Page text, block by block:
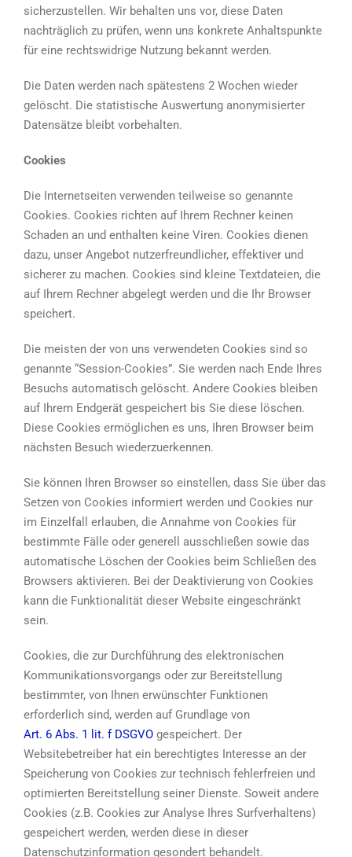
sicherzustellen. Wir behalten uns vor, diese Daten
nachträglich zu prüfen, wenn uns konkrete Anhaltspunkte
für eine rechtswidrige Nutzung bekannt werden.
Die Daten werden nach spätestens 2 Wochen wieder
gelöscht. Die statistische Auswertung anonymisierter
Datensätze bleibt vorbehalten.
Cookies
Die Internetseiten verwenden teilweise so genannte
Cookies. Cookies richten auf Ihrem Rechner keinen
Schaden an und enthalten keine Viren. Cookies dienen
dazu, unser Angebot nutzerfreundlicher, effektiver und
sicherer zu machen. Cookies sind kleine Textdateien, die
auf Ihrem Rechner abgelegt werden und die Ihr Browser
speichert.
Die meisten der von uns verwendeten Cookies sind so
genannte “Session-Cookies”. Sie werden nach Ende Ihres
Besuchs automatisch gelöscht. Andere Cookies bleiben
auf Ihrem Endgerät gespeichert bis Sie diese löschen.
Diese Cookies ermöglichen es uns, Ihren Browser beim
nächsten Besuch wiederzuerkennen.
Sie können Ihren Browser so einstellen, dass Sie über das
Setzen von Cookies informiert werden und Cookies nur
im Einzelfall erlauben, die Annahme von Cookies für
bestimmte Fälle oder generell ausschließen sowie das
automatische Löschen der Cookies beim Schließen des
Browsers aktivieren. Bei der Deaktivierung von Cookies
kann die Funktionalität dieser Website eingeschränkt
sein.
Cookies, die zur Durchführung des elektronischen
Kommunikationsvorgangs oder zur Bereitstellung
bestimmter, von Ihnen erwünschter Funktionen
erforderlich sind, werden auf Grundlage von
Art. 6 Abs. 1 lit. f DSGVO gespeichert. Der
Websitebetreiber hat ein berechtigtes Interesse an der
Speicherung von Cookies zur technisch fehlerfreien und
optimierten Bereitstellung seiner Dienste. Soweit andere
Cookies (z.B. Cookies zur Analyse Ihres Surfverhaltens)
gespeichert werden, werden diese in dieser
Datenschutzinformation gesondert behandelt.